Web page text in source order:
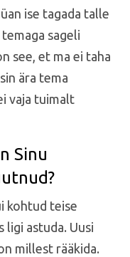
ise tagada talle
sageli
see, et ma ei taha
ära tema
vaja tuimalt
Sinu
kohtud teise
ligi astuda. Uusi
millest rääkida.